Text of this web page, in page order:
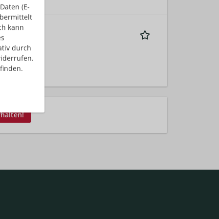
(E-
kann
durch